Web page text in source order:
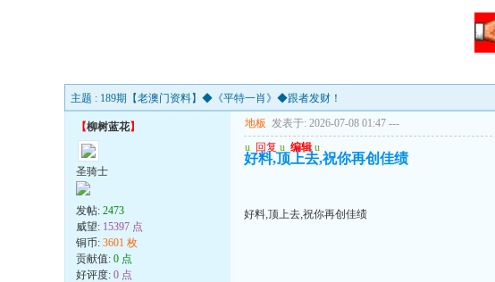
主题 : 189期【老澳门资料】◆《平特一肖》◆跟者发财！
【柳树蓝花】
圣骑士
发帖: 2473
威望: 15397 点
铜币: 3601 枚
贡献值: 0 点
好评度: 0 点
地板 发表于: 2026-07-08 01:47 ---
u 回复 u 编辑 u
好料,顶上去,祝你再创佳绩
好料,顶上去,祝你再创佳绩